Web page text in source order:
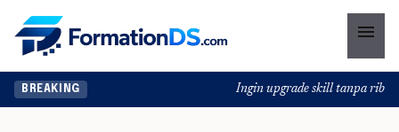
menu
BREAKING Ingin upgrade skill tanpa ribet?